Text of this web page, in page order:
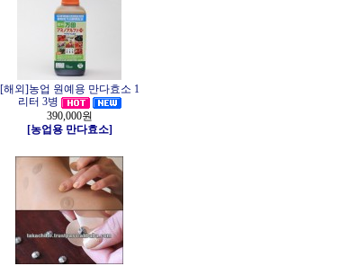
[해외]농업 원예용 만다효소 1
리터 3병
390,000원
[농업용 만다효소]